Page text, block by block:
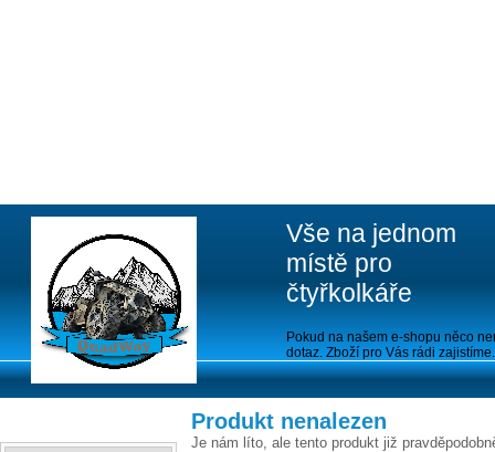
Pokud na našem e-shopu něco
dotaz. Zboží pro Vás rádi zajistíme.
Vše na jednom
místě pro
čtyřkolkáře
Produkt nenalezen
Je nám líto, ale tento produkt již